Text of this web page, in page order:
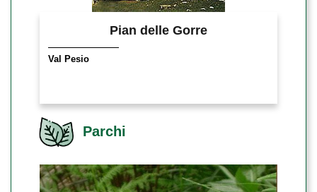
Pian delle Gorre
Val Pesio
Parchi